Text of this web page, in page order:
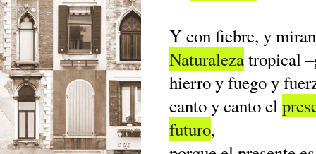
Y con fiebre, y
Naturalezatropical
hierro y fuego y
canto y canto el
futuro,